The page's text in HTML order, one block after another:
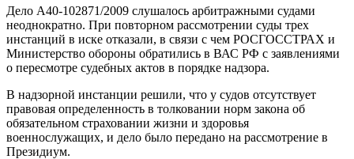
Дело А40-102871/2009 слушалось арбитражными судами
неоднократно. При повторном рассмотрении суды трех
инстанций в иске отказали, в связи с чем РОСГОССТРАХ и
Министерство обороны обратились в ВАС РФ с заявлениями
о пересмотре судебных актов в порядке надзора.
В надзорной инстанции решили, что у судов отсутствует
правовая определенность в толковании норм закона об
обязательном страховании жизни и здоровья
военнослужащих, и дело было передано на рассмотрение в
Президиум.